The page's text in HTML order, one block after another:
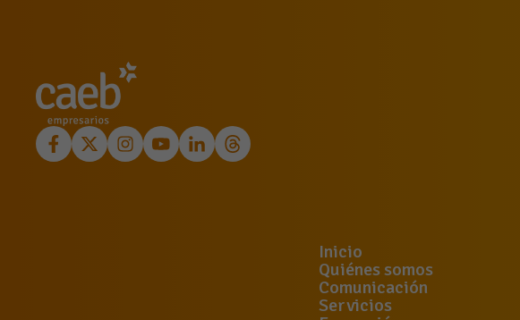
Inicio
Quiénes somos
Comunicación
Servicios